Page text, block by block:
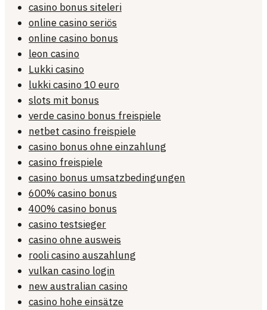
casino bonus siteleri
online casino seriös
online casino bonus
leon casino
Lukki casino
lukki casino 10 euro
slots mit bonus
verde casino bonus freispiele
netbet casino freispiele
casino bonus ohne einzahlung
casino freispiele
casino bonus umsatzbedingungen
600% casino bonus
400% casino bonus
casino testsieger
casino ohne ausweis
rooli casino auszahlung
vulkan casino login
new australian casino
casino hohe einsätze